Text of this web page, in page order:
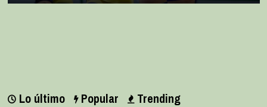
Lo último Popular Trending